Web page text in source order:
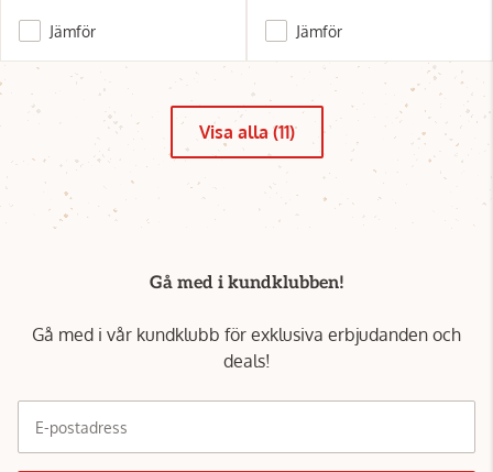
Jämför Jämför
Visa alla (11)
Gå med i kundklubben!
Gå med i vår kundklubb för exklusiva erbjudanden och
deals!
E-postadress